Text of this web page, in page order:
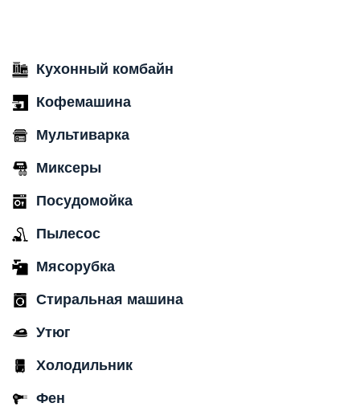
Кухонный комбайн
Кофемашина
Мультиварка
Миксеры
Посудомойка
Пылесос
Мясорубка
Стиральная машина
Утюг
Холодильник
Фен